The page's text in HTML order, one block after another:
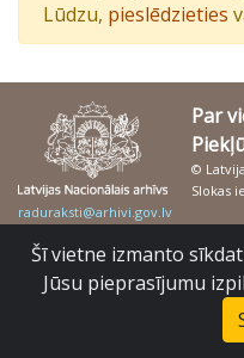
Lūdzu, pieslēdzieties
Par
©
Slokas
raduraksti@arhivi.gov.lv
Šī vietne izmanto
Jūsu pieprasījumu